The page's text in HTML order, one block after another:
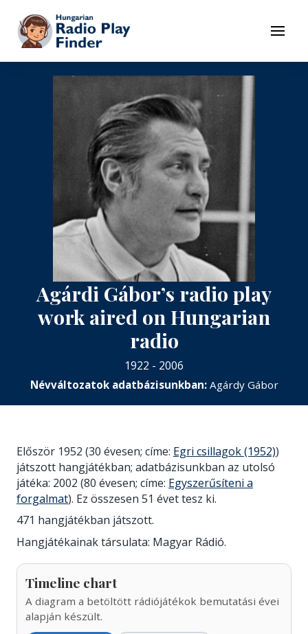
To contents
Menu
Agárdi Gábor’s radio play
work aired on Hungarian
radio
1922 - 2006
Névváltozatok adatbázisunkban: Agárdy Gábor
Először 1952 (30 évesen; címe: Egri csillagok (1952))
játszott hangjátékban; adatbázisunkban az utolsó
játéka: 2002 (80 évesen; címe: Egyszerűsíteni a
forgalmat). Ez összesen 51 évet tesz ki.
471 hangjátékban játszott.
Hangjátékainak társulata: Magyar Rádió.
Timeline chart
A diagram a betöltött rádiójátékok bemutatási évei
alapján készült.